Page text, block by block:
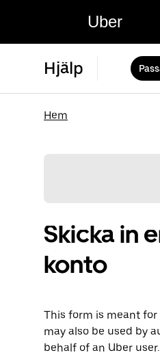
Uber
Hjälp
Hem
Skicka in
konto
This form is meant
may also be used by
behalf of an Uber